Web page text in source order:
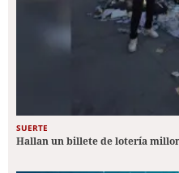
SUERTE
Hallan un billete de lotería